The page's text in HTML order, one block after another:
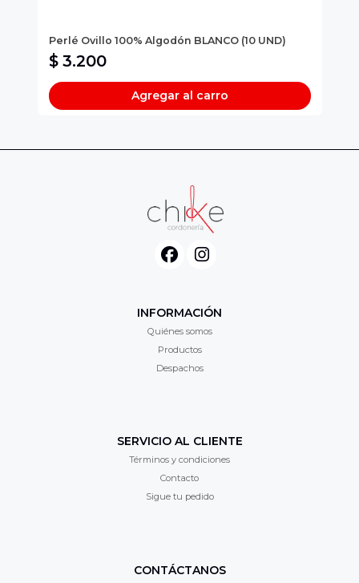
Perlé Ovillo 100% Algodón BLANCO (10 UND)
$ 3.200
Agregar al carro
INFORMACIÓN
Quiénes somos
Productos
Despachos
SERVICIO AL CLIENTE
Términos y condiciones
Contacto
Sigue tu pedido
CONTÁCTANOS